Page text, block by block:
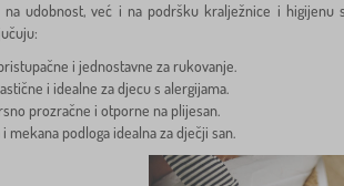
udobnost, već i na podršku kralježnice i higijenu
i jednostavne za rukovanje.
i idealne za djecu s alergijama.
prozračne i otporne na plijesan.
mekana podloga idealna za dječji san.